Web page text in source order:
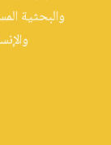
والبحثية